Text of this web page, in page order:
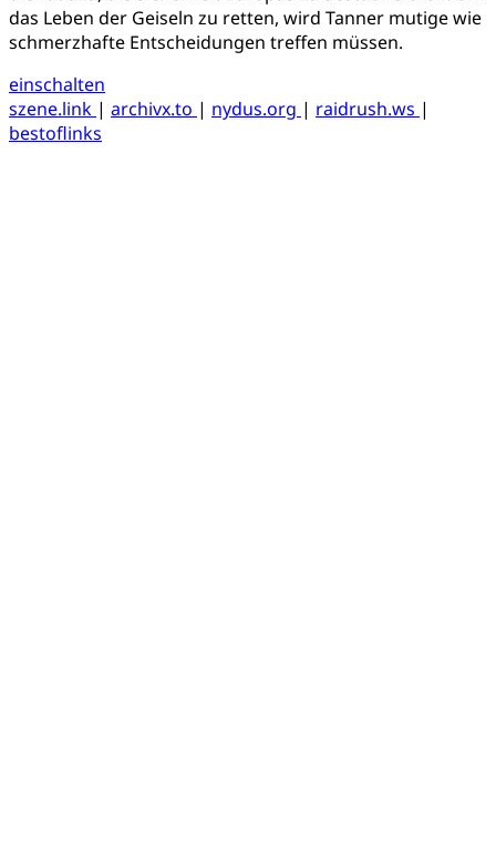
das Leben der Geiseln zu retten, wird Tanner mutige wie
schmerzhafte Entscheidungen treffen müssen.
einschalten
szene.link | archivx.to | nydus.org | raidrush.ws |
bestoflinks